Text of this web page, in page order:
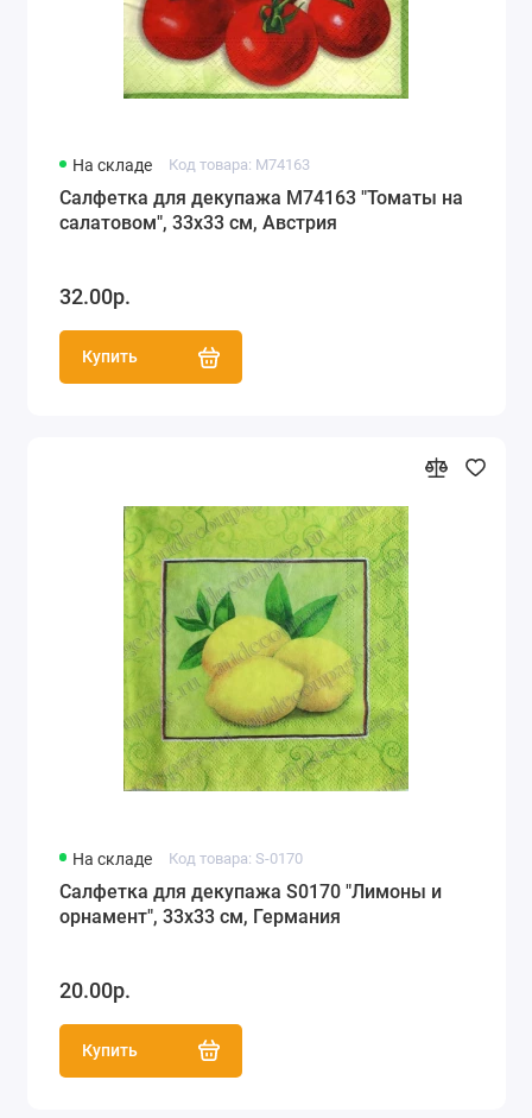
На складе Код товара: M74163
Салфетка для декупажа M74163 "Томаты на
салатовом", 33х33 см, Австрия
32.00р.
Купить
На складе Код товара: S-0170
Салфетка для декупажа S0170 "Лимоны и
орнамент", 33х33 см, Германия
20.00р.
Купить